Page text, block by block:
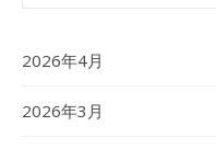
2026年4月
2026年3月